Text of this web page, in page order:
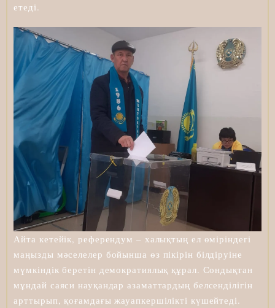
етеді.
Айта кетейік, референдум – халықтың ел өміріндегі
маңызды мәселелер бойынша өз пікірін білдіруіне
мүмкіндік беретін демократиялық құрал. Сондықтан
мұндай саяси науқандар азаматтардың белсенділігін
арттырып, қоғамдағы жауапкершілікті күшейтеді.